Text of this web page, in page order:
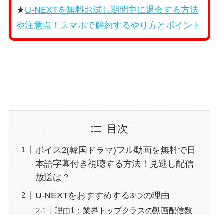
★U-NEXTを無料お試し期間中に退会する方法
や注意点！スマホで解約するやり方とポイント
目次
ボイス2(韓国ドラマ)フル動画を無料で日
本語字幕付き視聴する方法！見逃し配信
放送は？
U-NEXTをおすすめする3つの理由
理由1：業界トップクラスの動画配信数